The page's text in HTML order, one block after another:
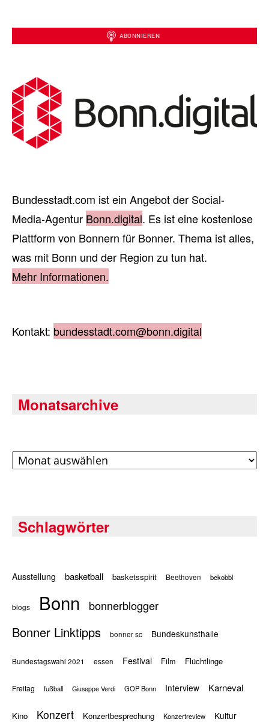
Bundesstadt.com ist ein Angebot der Social-
Media-Agentur Bonn.digital. Es ist eine kostenlose
Plattform von Bonnern für Bonner. Thema ist alles,
was mit Bonn und der Region zu tun hat.
Mehr Informationen.
Kontakt: bundesstadt.com@bonn.digital
Monatsarchive
Archiv
Schlagwörter
Ausstellung basketball basketsspirit Beethoven bekobbl
blogs Bonn bonnerblogger
Bonner Linktipps bonner sc Bundeskunsthalle
Bundestagswahl 2021 essen Festival Film Flüchtlinge
Freitag fußball Giuseppe Verdi GOP Bonn Interview Karneval
Kino Konzert Konzertbesprechung Konzertreview Kultur